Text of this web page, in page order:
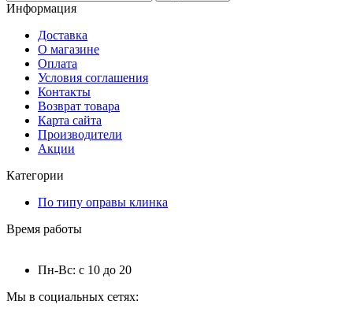
Информация
Доставка
О магазине
Оплата
Условия соглашения
Контакты
Возврат товара
Карта сайта
Производители
Акции
Категории
По типу оправы клинка
Время работы
Пн-Вс: с 10 до 20
Мы в социальных сетях: